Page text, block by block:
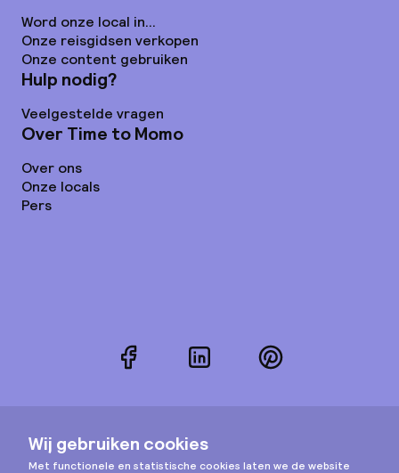
Word onze local in...
Onze reisgidsen verkopen
Onze content gebruiken
Hulp nodig?
Veelgestelde vragen
Over Time to Momo
Over ons
Onze locals
Pers
FacebookLinkedInPinterest
Instagram